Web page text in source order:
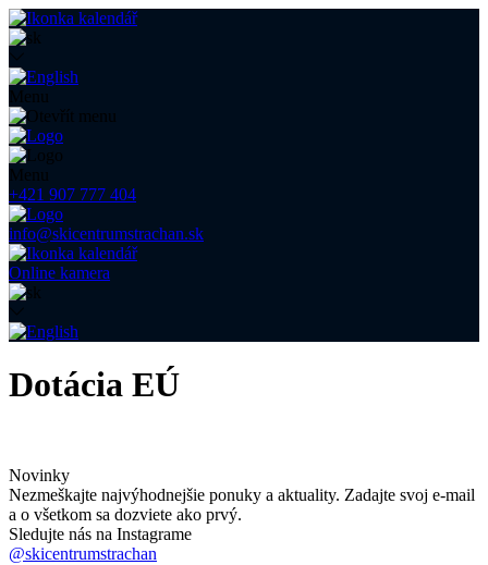
Menu
Menu
+421 907 777 404
info@skicentrumstrachan.sk
Online kamera
Dotácia EÚ
Novinky
Nezmeškajte najvýhodnejšie ponuky a aktuality. Zadajte svoj e-mail
a o všetkom sa dozviete ako prvý.
Sledujte nás na Instagrame
@skicentrumstrachan